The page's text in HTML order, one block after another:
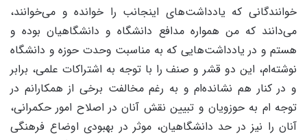
خوانندگانی که یادداشت‌های اینجانب را خوانده و می‌خوانند،
می‌دانند که من همواره مدافع دانشگاه و دانشگاهیان بوده و
هستم و در یادداشت‌هایی که به مناسبت وحدت حوزه و دانشگاه
نوشته‌ام، این دو قشر و صنف را با توجه به اشتراکات علمی، برابر
و در کنار هم نشانده‌ام و به رغم مخالفت برخی از همکارانم در
توجه ام به حوزویان و تبیین نقش آنان در اصلاح امور حکمرانی،
آنان را نیز در حد دانشگاهیان، موثر در بهبودی اوضاع فرهنگی